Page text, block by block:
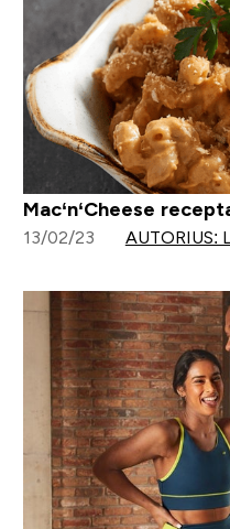
Mac‘n‘Cheese
13/02/23 AUTORIUS: